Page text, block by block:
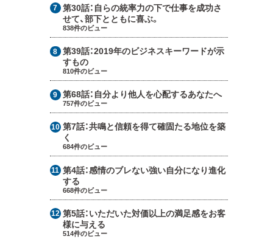
第30話： 自らの統率力の下で仕事を成功さ
せて、部下とともに喜ぶ。
838件のビュー
第39話：2019年のビジネスキーワードが示
すもの
810件のビュー
第68話： 自分より他人を心配するあなたへ
757件のビュー
第7話：共鳴と信頼を得て確固たる地位を築
く
684件のビュー
第4話：感情のブレない強い自分になり進化
する
668件のビュー
第5話：いただいた対価以上の満足感をお客
様に与える
514件のビュー